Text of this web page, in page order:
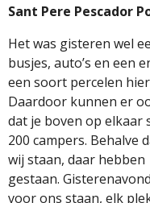
Sant Pere Pescador
Het was gisteren wel
busjes, auto’s en een
een soort percelen
Daardoor kunnen er
dat je boven op elkaar
200 campers. Behalve
wij staan, daar hebben
gestaan.
voor ons staan, elk